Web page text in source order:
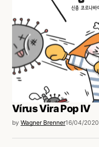
Vírus Vira Pop IV
by Wagner Brenner16/04/2020